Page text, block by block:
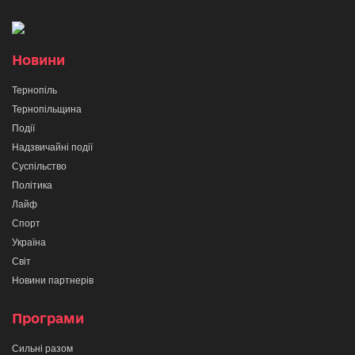
Новини
Тернопіль
Тернопільщина
Події
Надзвичайні події
Суспільство
Політика
Лайф
Спорт
Україна
Світ
Новини партнерів
Програми
Сильні разом